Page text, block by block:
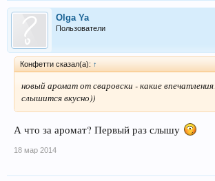
Olga Ya
Пользователи
Конфетти сказал(а): ↑
новый аромат от сваровски - какие
слышится вкусно))
А что за аромат? Первый раз слышу
18 мар 2014